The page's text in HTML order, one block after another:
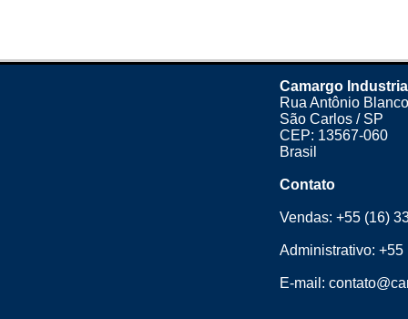
Camargo
Rua Antônio
São Carlos / SP
CEP: 13567-060
Brasil
Contato
Vendas:+55 (16)
Administrativo:+55
E-mail: